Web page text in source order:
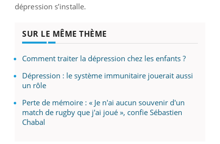
dépression s’installe.
SUR LE MÊME THÈME
Comment traiter la dépression chez les enfants ?
Dépression : le système immunitaire jouerait aussi
un rôle
Perte de mémoire : « Je n'ai aucun souvenir d'un
match de rugby que j'ai joué », confie Sébastien
Chabal